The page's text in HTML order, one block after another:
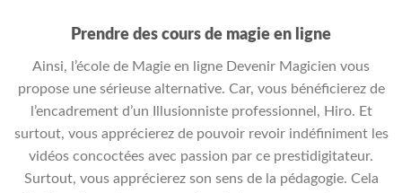
Prendre des cours de magie en ligne
Ainsi, l’école de Magie en ligne Devenir Magicien vous
propose une sérieuse alternative. Car, vous bénéficierez de
l’encadrement d’un Illusionniste professionnel, Hiro. Et
surtout, vous apprécierez de pouvoir revoir indéfiniment les
vidéos concoctées avec passion par ce prestidigitateur.
Surtout, vous apprécierez son sens de la pédagogie. Cela